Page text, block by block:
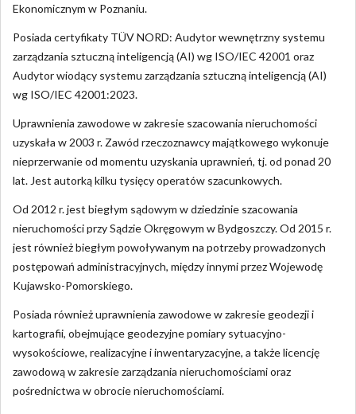
Ekonomicznym w Poznaniu.
Posiada certyfikaty TÜV NORD: Audytor wewnętrzny systemu
zarządzania sztuczną inteligencją (AI) wg ISO/IEC 42001 oraz
Audytor wiodący systemu zarządzania sztuczną inteligencją (AI)
wg ISO/IEC 42001:2023.
Uprawnienia zawodowe w zakresie szacowania nieruchomości
uzyskała w 2003 r. Zawód rzeczoznawcy majątkowego wykonuje
nieprzerwanie od momentu uzyskania uprawnień, tj. od ponad 20
lat. Jest autorką kilku tysięcy operatów szacunkowych.
Od 2012 r. jest biegłym sądowym w dziedzinie szacowania
nieruchomości przy Sądzie Okręgowym w Bydgoszczy. Od 2015 r.
jest również biegłym powoływanym na potrzeby prowadzonych
postępowań administracyjnych, między innymi przez Wojewodę
Kujawsko-Pomorskiego.
Posiada również uprawnienia zawodowe w zakresie geodezji i
kartografii, obejmujące geodezyjne pomiary sytuacyjno-
wysokościowe, realizacyjne i inwentaryzacyjne, a także licencję
zawodową w zakresie zarządzania nieruchomościami oraz
pośrednictwa w obrocie nieruchomościami.